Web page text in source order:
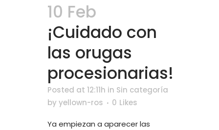
10 Feb
¡Cuidado con
las orugas
procesionarias!
Posted at 12:11h in Sin categoría
byyellown-ros 0 Likes
Ya empiezan a aparecer las